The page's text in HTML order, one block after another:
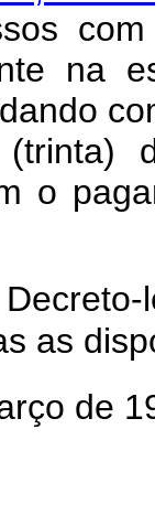
na
o
as
de